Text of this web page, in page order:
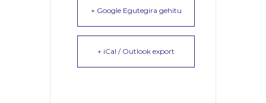
+ Google Egutegira gehitu
+ iCal / Outlook export